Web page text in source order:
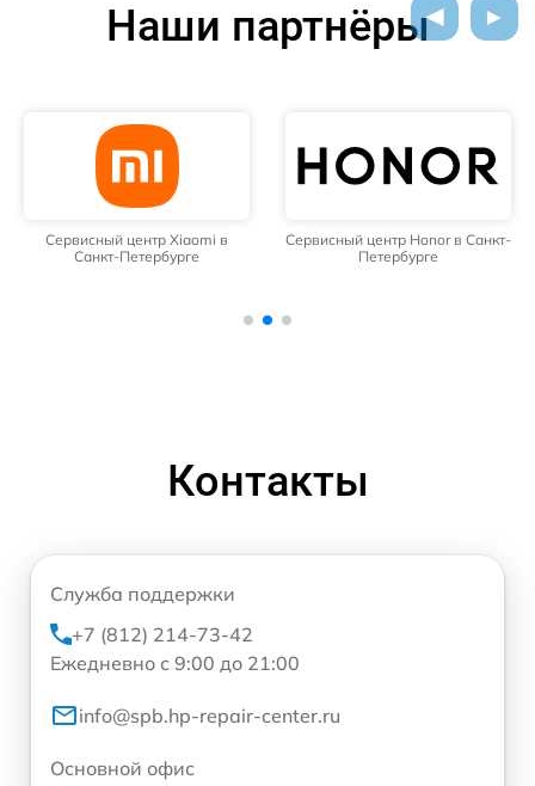
Наши партнёры
Сервисный центр Xiaomi в
Санкт-Петербурге
Сервисный центр Honor в Санкт-
Петербурге
Контакты
Служба поддержки
+7 (812) 214-73-42
Ежедневно с 9:00 до 21:00
info@spb.hp-repair-center.ru
Основной офис